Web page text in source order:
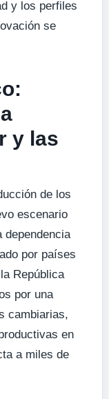
y los perfiles
se
y las
de los
escenario
dependencia
por países
República
por una
cambiarias,
en
a miles de